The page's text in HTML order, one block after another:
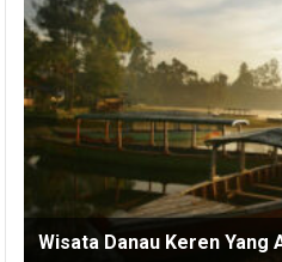
Wisata Danau Keren Yang